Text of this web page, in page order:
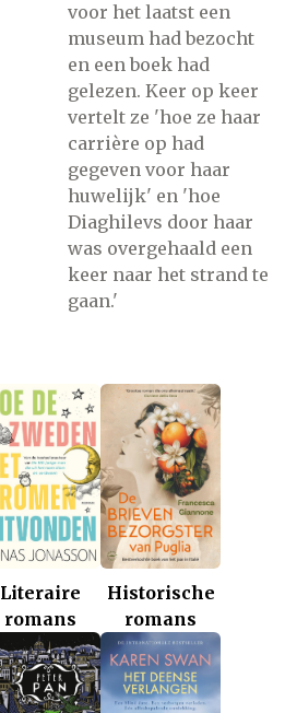
voor het laatst een
museum had bezocht
en een boek had
gelezen. Keer op keer
vertelt ze 'hoe ze haar
carrière op had
gegeven voor haar
huwelijk' en 'hoe
Diaghilevs door haar
was overgehaald een
keer naar het strand te
gaan.'
Literaire
romans
Historische
romans